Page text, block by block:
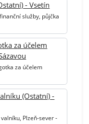
- Vsetín
služby, půjčka
za účelem
za účelem
(Ostatní) -
Plzeň-sever -